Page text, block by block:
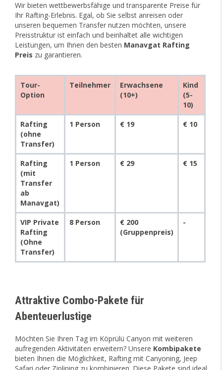
Wir bieten wettbewerbsfähige und transparente Preise für
Ihr Rafting-Erlebnis. Egal, ob Sie selbst anreisen oder
unseren bequemen Transfer nutzen möchten, unsere
Preisstruktur ist einfach und beinhaltet alle wichtigen
Leistungen, um Ihnen den besten Manavgat Rafting
Preis zu garantieren.
Tour-
Option
Teilnehmer
Erwachsene
(10+)
Kind
(5-
10)
Rafting
(ohne
Transfer)
1 Person € 19 € 10
Rafting
(mit
Transfer
ab
Manavgat)
1 Person € 29 € 15
VIP Private
Rafting
(Ohne
Transfer)
8 Person
€ 200
(Gruppenpreis)
-
Attraktive Combo-Pakete für
Abenteuerlustige
Möchten Sie Ihren Tag im Köprülü Canyon mit weiteren
aufregenden Aktivitäten erweitern? Unsere Kombipakete
bieten Ihnen die Möglichkeit, Rafting mit Canyoning, Jeep